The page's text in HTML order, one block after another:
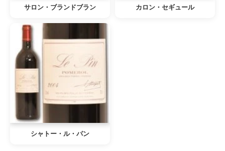
サロン・ブランドブラン カロン・セギュール
シャトー・ル・パン